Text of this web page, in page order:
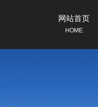
网站首页
HOME